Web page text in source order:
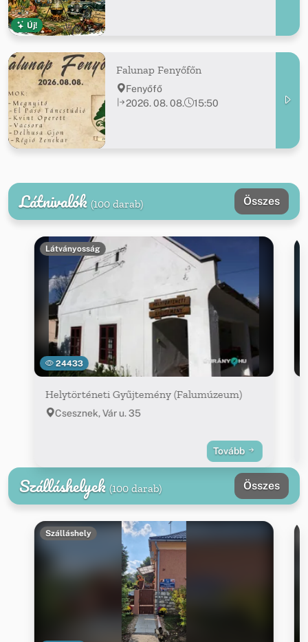
Új!
Falunap Fenyőfőn
Fenyőfő
2026. 08. 08.
15:50
Látnivalók (100 darab) Összes
24433
Látványosság
Helytörténeti Gyűjtemény (Falumúzeum)
Csesznek, Vár u. 35
Tovább
Szálláshelyek (100 darab) Összes
Szálláshely